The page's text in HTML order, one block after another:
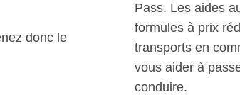
donc le
Pass. Les aides
formules à prix
transports en
vous aider à
conduire.